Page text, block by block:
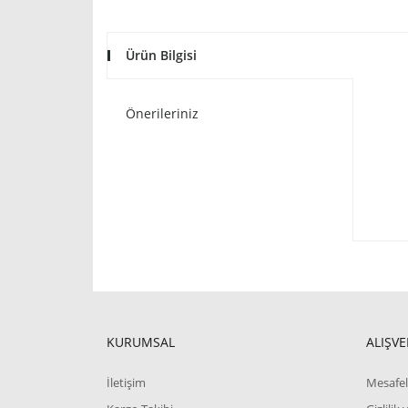
Ürün Bilgisi
Önerileriniz
KURUMSAL
İletişim